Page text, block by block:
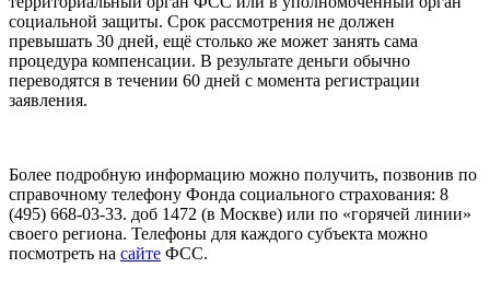
социальной защиты. Срок рассмотрения не должен
превышать 30 дней, ещё столько же может занять сама
процедура компенсации. В результате деньги обычно
переводятся в течении 60 дней с момента регистрации
заявления.
Более подробную информацию можно получить, позвонив по
справочному телефону Фонда социального страхования: 8
(495) 668-03-33. доб 1472 (в Москве) или по «горячей линии»
своего региона. Телефоны для каждого субъекта можно
посмотреть на сайте ФСС.